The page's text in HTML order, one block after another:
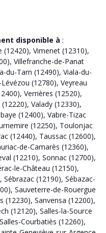
disponible à :
(12420), Vimenet (12310),
, Villefranche-de-Panat
du-Tarn (12490), Viala-du-
(12780), Veyreau
, Verrières (12520),
, Valady (12330),
(12400), Vabre-Tizac
(12250), Toulonjac
(12440), Taussac (12600),
de-Camarès (12360),
(12210), Sonnac (12700),
le-Château (12150),
, Sébrazac (12190), Sébazac-
, Sauveterre-de-Rouergue
(12230), Sanvensa (12200),
(12120), Salles-la-Source
Salles-Courbatiès (12260),